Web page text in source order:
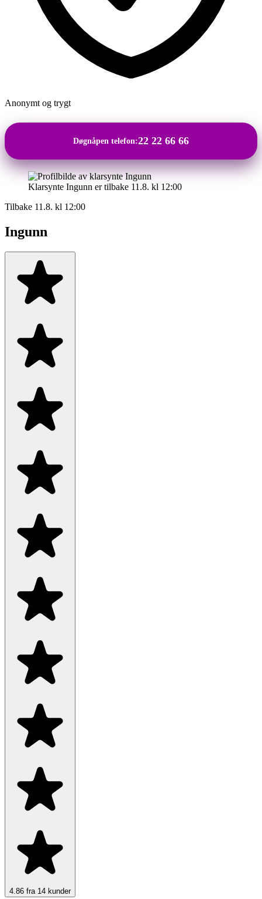
Anonymt og trygt
Døgnåpen telefon:22 22 66 66
Klarsynte Ingunn er tilbake 11.8. kl 12:00
Tilbake 11.8. kl 12:00
Ingunn
4.86 fra 14 kunder